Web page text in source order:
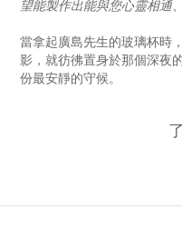
望能製作出能與您心靈相通
當拿起廣島先生的玻璃杯時
影，就彷彿置身於那個深夜
份最安靜的守候。